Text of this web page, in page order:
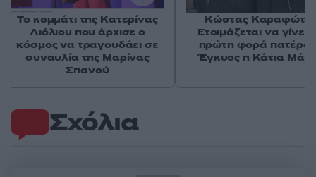
Σχόλια
Το κομμάτι της Κατερίνας
Λιόλιου που άρχισε ο
κόσμος να τραγουδάει σε
συναυλία της Μαρίνας
Σπανού
Κώστας
Ετοιμάζεται να γίνει
πρώτη φορά
Έγκυος η Κάτια